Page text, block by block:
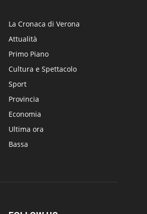
La Cronaca di Verona
Attualità
Primo Piano
Cultura e Spettacolo
Sport
Provincia
Economia
Ultima ora
Bassa